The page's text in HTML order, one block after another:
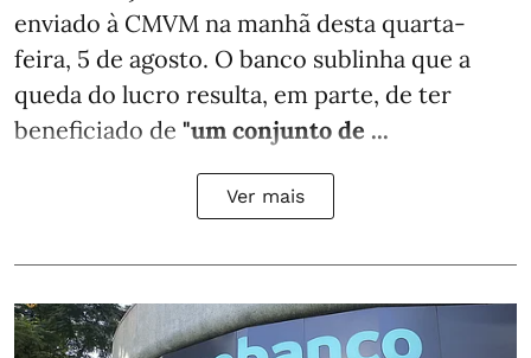
enviado à CMVM na manhã desta quarta-
feira, 5 de agosto. O banco sublinha que a
queda do lucro resulta, em parte, de ter
beneficiado de "um conjunto de ...
Ver mais